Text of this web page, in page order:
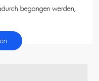
begangen werden,